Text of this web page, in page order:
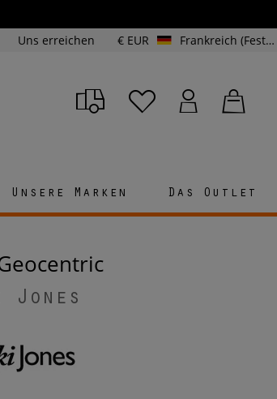
Uns erreichen € EUR Frankreich (Festland und Korsika)
Unsere Marken Das Outlet
Geocentric
Jones